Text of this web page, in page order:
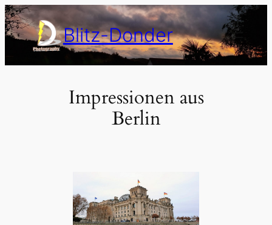
Zum
Inhalt
springen
Blitz-Donder
Impressionen aus
Berlin